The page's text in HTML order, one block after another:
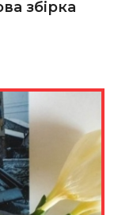
збірка